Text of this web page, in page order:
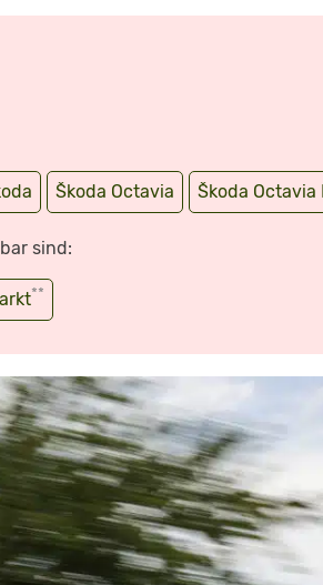
Škoda Octavia Škoda Octavia
sind:
**